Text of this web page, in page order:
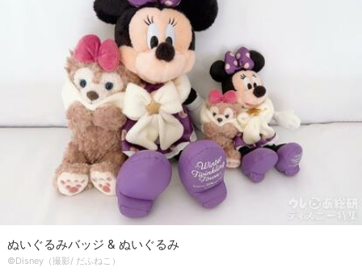
ぬいぐるみバッジ & ぬいぐるみ
©Disney（撮影/ だふねこ）